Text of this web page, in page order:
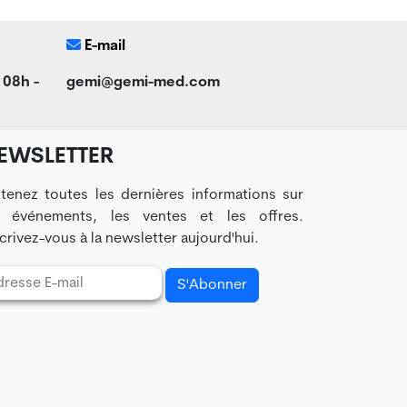
08h -
E-mail
gemi@gemi-med.com
toutes les dernières informations sur
événements, les ventes et les offres.
vous à la newsletter aujourd'hui.
S'Abonner